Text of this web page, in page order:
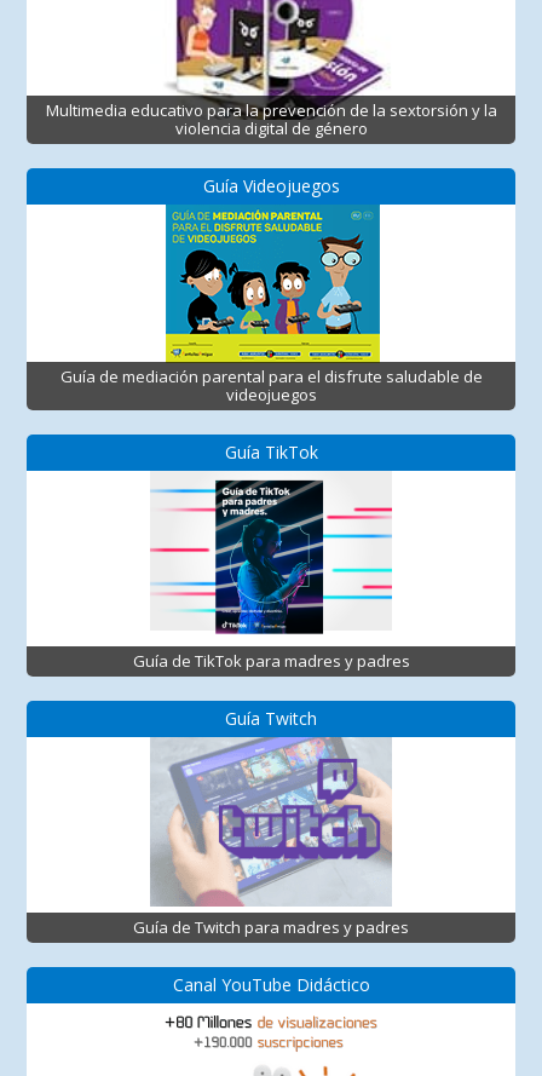
Multimedia educativo para la prevención de la sextorsión y la
violencia digital de género
Guía Videojuegos
Guía de mediación parental para el disfrute saludable de
videojuegos
Guía TikTok
Guía de TikTok para madres y padres
Guía Twitch
Guía de Twitch para madres y padres
Canal YouTube Didáctico